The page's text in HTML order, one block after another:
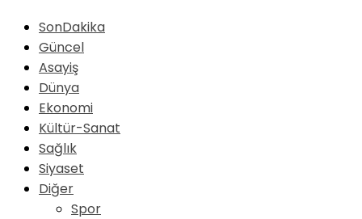
SonDakika
Güncel
Asayiş
Dünya
Ekonomi
Kültür-Sanat
Sağlık
Siyaset
Diğer
Spor